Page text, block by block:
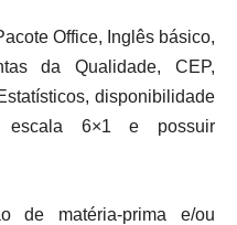
Office, Inglês básico,
da Qualidade, CEP,
disponibilidade
escala 6×1 e possuir
de matéria-prima e/ou